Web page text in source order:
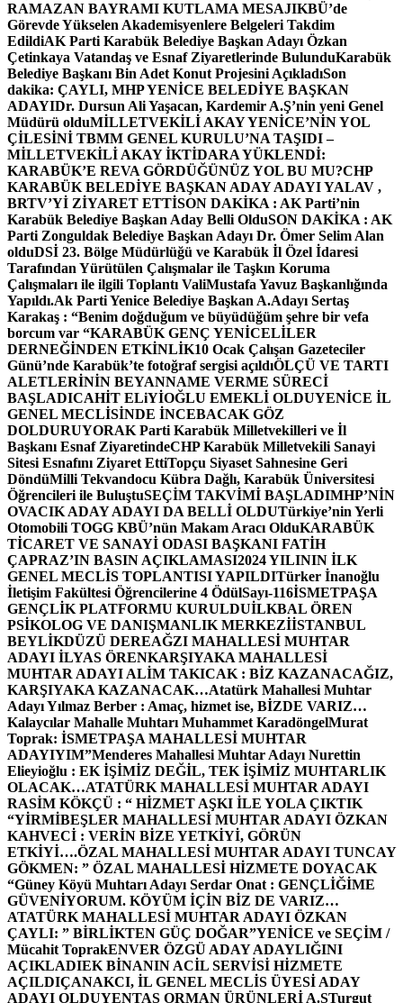
RAMAZAN BAYRAMI KUTLAMA MESAJIKBÜ’de
Görevde Yükselen Akademisyenlere Belgeleri Takdim
EdildiAK Parti Karabük Belediye Başkan Adayı Özkan
Çetinkaya Vatandaş ve Esnaf Ziyaretlerinde BulunduKarabük
Belediye Başkanı Bin Adet Konut Projesini AçıkladıSon
dakika: ÇAYLI, MHP YENİCE BELEDİYE BAŞKAN
ADAYIDr. Dursun Ali Yaşacan, Kardemir A.Ş’nin yeni Genel
Müdürü olduMİLLETVEKİLİ AKAY YENİCE’NİN YOL
ÇİLESİNİ TBMM GENEL KURULU’NA TAŞIDI –
MİLLETVEKİLİ AKAY İKTİDARA YÜKLENDİ:
KARABÜK’E REVA GÖRDÜĞÜNÜZ YOL BU MU?CHP
KARABÜK BELEDİYE BAŞKAN ADAY ADAYI YALAV ,
BRTV’Yİ ZİYARET ETTİSON DAKİKA : AK Parti’nin
Karabük Belediye Başkan Aday Belli OlduSON DAKİKA : AK
Parti Zonguldak Belediye Başkan Adayı Dr. Ömer Selim Alan
olduDSİ 23. Bölge Müdürlüğü ve Karabük İl Özel İdaresi
Tarafından Yürütülen Çalışmalar ile Taşkın Koruma
Çalışmaları ile ilgili Toplantı ValiMustafa Yavuz Başkanlığında
Yapıldı.Ak Parti Yenice Belediye Başkan A.Adayı Sertaş
Karakaş : “Benim doğduğum ve büyüdüğüm şehre bir vefa
borcum var “KARABÜK GENÇ YENİCELİLER
DERNEĞİNDEN ETKİNLİK10 Ocak Çalışan Gazeteciler
Günü’nde Karabük’te fotoğraf sergisi açıldıÖLÇÜ VE TARTI
ALETLERİNİN BEYANNAME VERME SÜRECİ
BAŞLADICAHİT ELiYİOĞLU EMEKLİ OLDUYENİCE İL
GENEL MECLİSİNDE İNCEBACAK GÖZ
DOLDURUYORAK Parti Karabük Milletvekilleri ve İl
Başkanı Esnaf ZiyaretindeCHP Karabük Milletvekili Sanayi
Sitesi Esnafını Ziyaret EttiTopçu Siyaset Sahnesine Geri
DöndüMilli Tekvandocu Kübra Dağlı, Karabük Üniversitesi
Öğrencileri ile BuluştuSEÇİM TAKVİMİ BAŞLADIMHP’NİN
OVACIK ADAY ADAYI DA BELLİ OLDUTürkiye’nin Yerli
Otomobili TOGG KBÜ’nün Makam Aracı OlduKARABÜK
TİCARET VE SANAYİ ODASI BAŞKANI FATİH
ÇAPRAZ’IN BASIN AÇIKLAMASI2024 YILININ İLK
GENEL MECLİS TOPLANTISI YAPILDITürker İnanoğlu
İletişim Fakültesi Öğrencilerine 4 ÖdülSayı-116İSMETPAŞA
GENÇLİK PLATFORMU KURULDUİLKBAL ÖREN
PSİKOLOG VE DANIŞMANLIK MERKEZİİSTANBUL
BEYLİKDÜZÜ DEREAĞZI MAHALLESİ MUHTAR
ADAYI İLYAS ÖRENKARŞIYAKA MAHALLESİ
MUHTAR ADAYI ALİM TAKICAK : BİZ KAZANACAĞIZ,
KARŞIYAKA KAZANACAK…Atatürk Mahallesi Muhtar
Adayı Yılmaz Berber : Amaç, hizmet ise, BİZDE VARIZ…
Kalaycılar Mahalle Muhtarı Muhammet KaradöngelMurat
Toprak: İSMETPAŞA MAHALLESİ MUHTAR
ADAYIYIM”Menderes Mahallesi Muhtar Adayı Nurettin
Elieyioğlu : EK İŞİMİZ DEĞİL, TEK İŞİMİZ MUHTARLIK
OLACAK…ATATÜRK MAHALLESİ MUHTAR ADAYI
RASİM KÖKÇÜ : “ HİZMET AŞKI İLE YOLA ÇIKTIK
“YİRMİBEŞLER MAHALLESİ MUHTAR ADAYI ÖZKAN
KAHVECİ : VERİN BİZE YETKİYİ, GÖRÜN
ETKİYİ….ÖZAL MAHALLESİ MUHTAR ADAYI TUNCAY
GÖKMEN: ” ÖZAL MAHALLESİ HİZMETE DOYACAK
“Güney Köyü Muhtarı Adayı Serdar Onat : GENÇLİĞİME
GÜVENİYORUM. KÖYÜM İÇİN BİZ DE VARIZ…
ATATÜRK MAHALLESİ MUHTAR ADAYI ÖZKAN
ÇAYLI: ” BİRLİKTEN GÜÇ DOĞAR”YENİCE ve SEÇİM /
Mücahit ToprakENVER ÖZGÜ ADAY ADAYLIĞINI
AÇIKLADIEK BİNANIN ACİL SERVİSİ HİZMETE
AÇILDIÇANAKCI, İL GENEL MECLİS ÜYESİ ADAY
ADAYI OLDUYENTAŞ ORMAN ÜRÜNLERİ A.ŞTurgut